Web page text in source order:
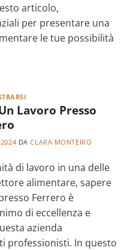
articolo,
per presentare una
le tue possibilità
Lavoro Presso
DACLARA MONTEIRO
di lavoro in una delle
alimentare, sapere
Ferrero è
di eccellenza e
azienda
professionisti. In questo